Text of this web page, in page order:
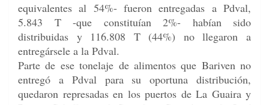
equivalentes al 54%- fueron entregadas a Pdval,
5.843 T -que constituían 2%- habían sido
distribuidas y 116.808 T (44%) no llegaron a
entregársele a la Pdval.
Parte de ese tonelaje de alimentos que Bariven no
entregó a Pdval para su oportuna distribución,
quedaron represadas en los puertos de La Guaira y